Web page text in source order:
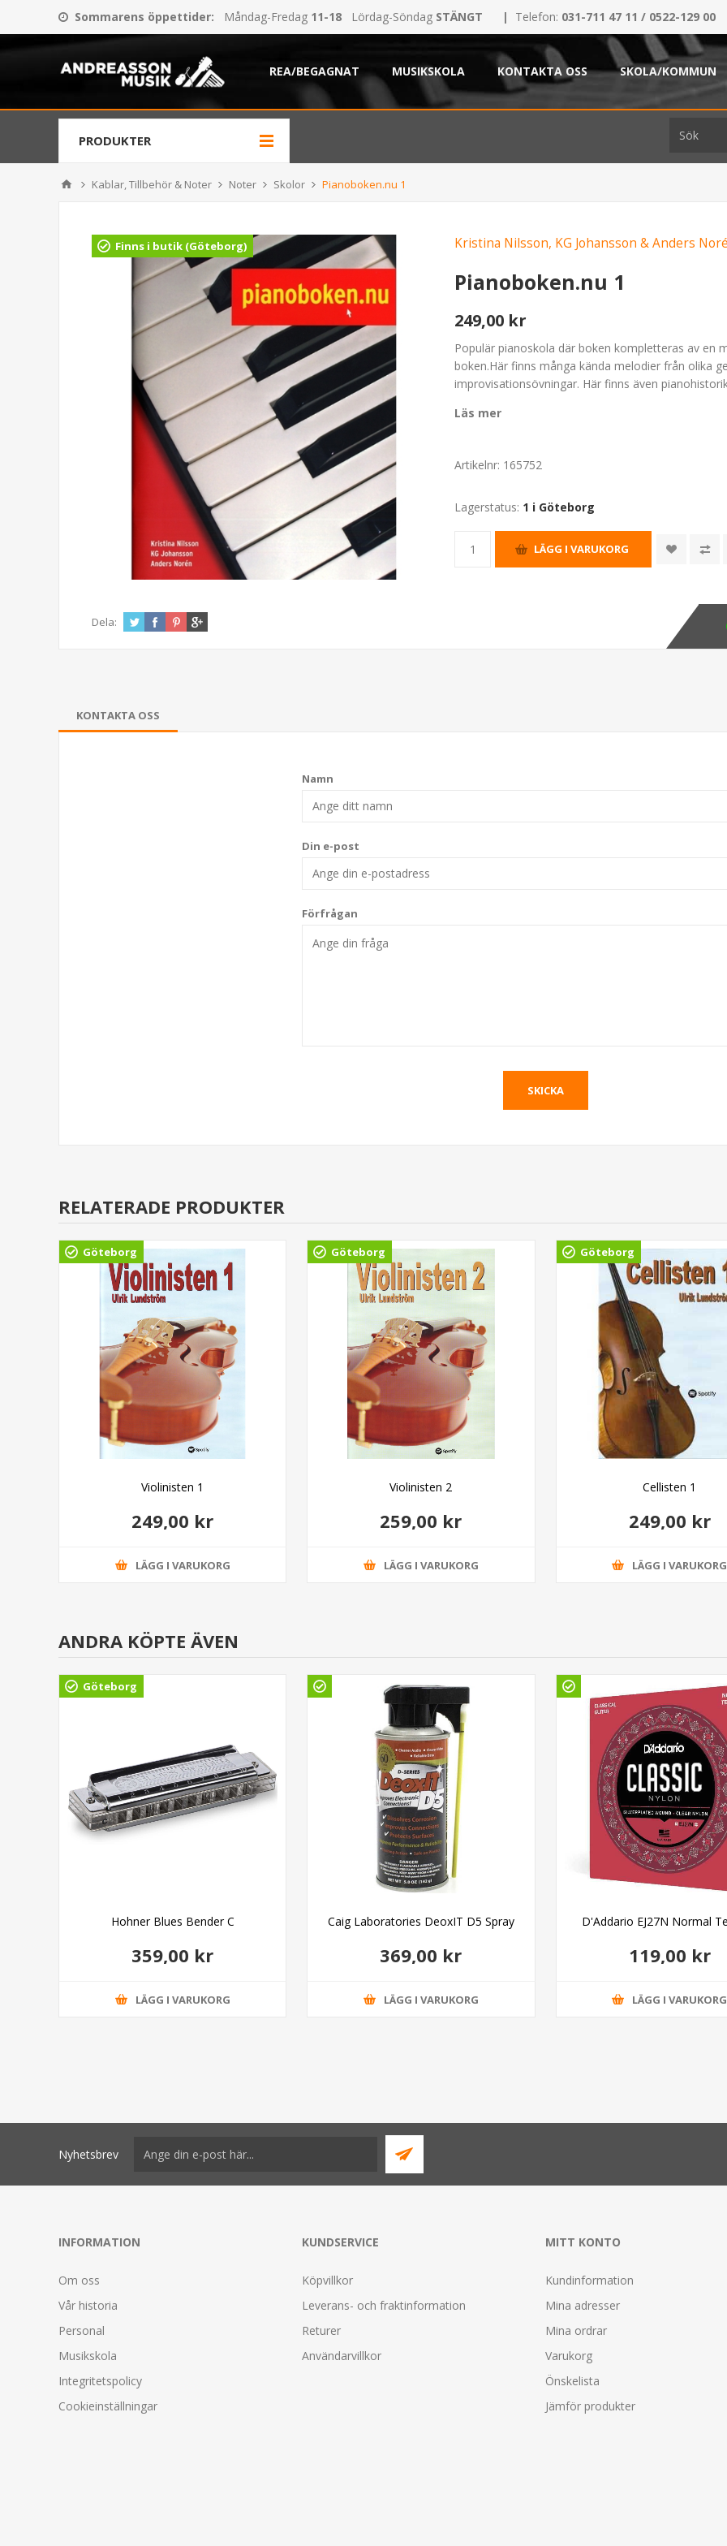
Sommarens öppettider: Måndag-Fredag 11-18 Lördag-Söndag STÄNGT | Telefon: 031-711 47 11 / 0522-129 00
REA/BEGAGNAT MUSIKSKOLA KONTAKTA OSS SKOLA/KOMMUN
PRODUKTER
Kablar, Tillbehör & Noter Noter Skolor Pianoboken.nu 1
Finns i butik (Göteborg) Kristina Nilsson, KG Johansson & Anders
Pianoboken.nu 1
249,00 kr
Populär pianoskola där boken kompletteras av en
boken.Här finns många kända melodier från olika
improvisationsövningar. Här finns även
Läs mer
Artikelnr: 165752
Lagerstatus: 1 i Göteborg
Dela:
KONTAKTA OSS
Namn
Din e-post
Förfrågan
RELATERADE PRODUKTER
Göteborg
Violinisten 1
249,00 kr
LÄGG I VARUKORG
Göteborg
Violinisten 2
259,00 kr
LÄGG I VARUKORG
Göteborg
Cellisten 1
249,00 kr
LÄGG I VARUKORG
ANDRA KÖPTE ÄVEN
Göteborg
Hohner Blues Bender C
359,00 kr
LÄGG I VARUKORG
Caig Laboratories DeoxIT D5 Spray
369,00 kr
LÄGG I VARUKORG
D'Addario EJ27N Normal
119,00 kr
LÄGG I VARUKORG
Nyhetsbrev
INFORMATION
Om oss
Vår historia
Personal
Musikskola
Integritetspolicy
Cookieinställningar
KUNDSERVICE
Köpvillkor
Leverans- och fraktinformation
Returer
Användarvillkor
MITT KONTO
Kundinformation
Mina adresser
Mina ordrar
Varukorg
Önskelista
Jämför produkter